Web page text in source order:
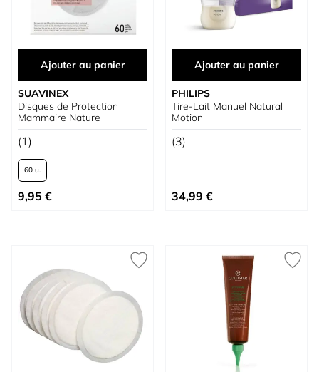
Ajouter au panier
SUAVINEX
Disques de Protection
Mammaire Nature
(1)
60 u.
À partir de
9,95 €
Ajouter au panier
PHILIPS
Tire-Lait Manuel Natural
Motion
(3)
34,99 €